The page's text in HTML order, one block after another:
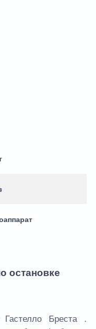
остановке
Гастелло Бреста .